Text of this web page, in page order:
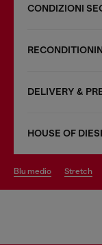
CONDIZIONI
DELIVERY &
HOUSE OF
blu medio stretch